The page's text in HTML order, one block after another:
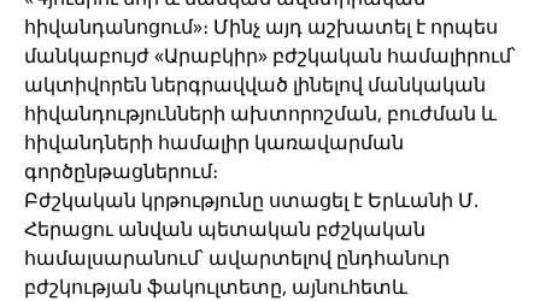
հիվանդանոցում»։ Մինչ այդ աշխատել է որպես
մանկաբույժ «Արաբկիր» բժշկական համալիրում՝
ակտիվորեն ներգրավված լինելով մանկական
հիվանդությունների ախտորոշման, բուժման և
հիվանդների համալիր կառավարման
գործընթացներում։
Բժշկական կրթությունը ստացել է Երևանի Մ.
Հերացու անվան պետական բժշկական
համալսարանում՝ ավարտելով ընդհանուր
բժշկության ֆակուլտետը, այնուհետև